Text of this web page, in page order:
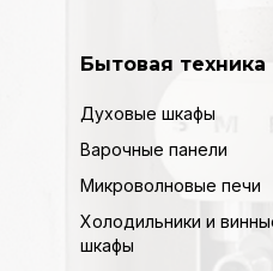
Бытовая техника
Духовые шкафы
Варочные панели
Микроволновые печи
Холодильники и
шкафы